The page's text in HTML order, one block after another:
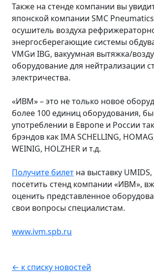
Также на стенде компании вы
японской компании SMC
осушитель воздуха
энергосберегающие системы
VMGи IBG, вакуумная вытяжка/
оборудование для нейтрализации
электричества.
«ИВМ» – это не только новое
более 100 единиц оборудования,
употреблении в Европе и России
брэндов как IMA SCHELLING,
WEINIG, HOLZHER и т.д.
Получите билет на выставку
посетить стенд компании «ИВМ»,
оценить представленное
свои вопросы специалистам.
www.ivm.spb.ru
← к списку новостей